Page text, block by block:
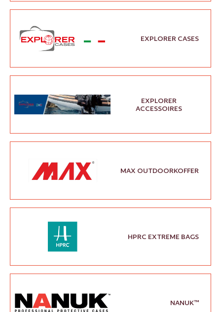
EXPLORER CASES
EXPLORER
ACCESSOIRES
MAX OUTDOORKOFFER
HPRC EXTREME BAGS
NANUK™